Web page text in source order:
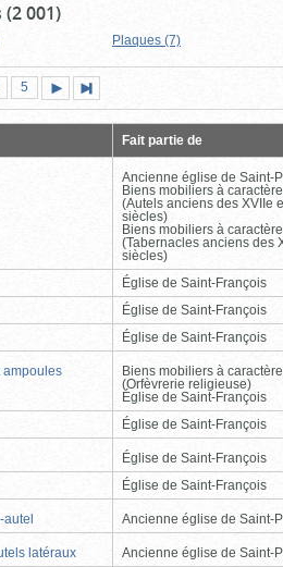
001)
Plaques (7)
Page
5
suivante
page
Fait partie de
Ancienne église de Saint-
Biens mobiliers à
(Autels anciens des XVIIe
siècles)
Biens mobiliers à
(Tabernacles anciens des
siècles)
Église de Saint-François
Église de Saint-François
Église de Saint-François
ampoules
Biens mobiliers à
(Orfèvrerie religieuse)
Église de Saint-François
Église de Saint-François
Église de Saint-François
Église de Saint-François
autel Ancienne église de Saint-
latéraux Ancienne église de Saint-